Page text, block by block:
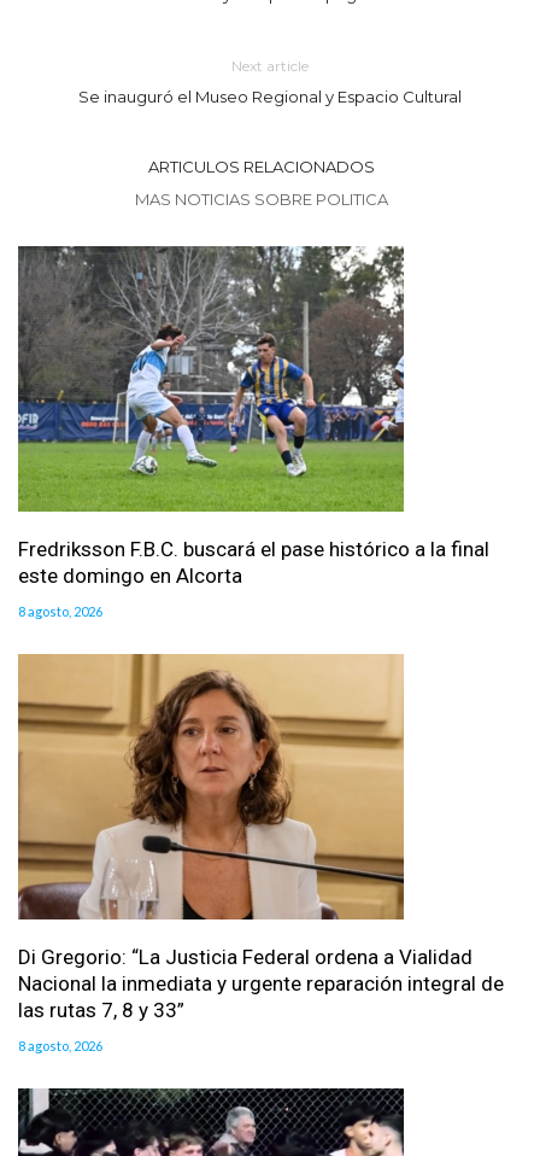
Next article
Se inauguró el Museo Regional y Espacio Cultural
ARTICULOS RELACIONADOS
MAS NOTICIAS SOBRE POLITICA
Fredriksson F.B.C. buscará el pase histórico a la final
este domingo en Alcorta
8 agosto, 2026
Di Gregorio: “La Justicia Federal ordena a Vialidad
Nacional la inmediata y urgente reparación integral de
las rutas 7, 8 y 33”
8 agosto, 2026